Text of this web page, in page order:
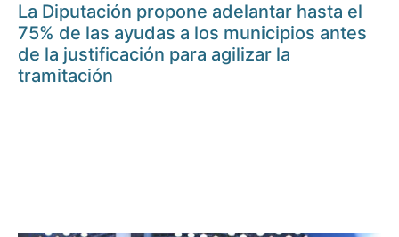
La Diputación propone adelantar hasta el
75% de las ayudas a los municipios antes
de la justificación para agilizar la
tramitación